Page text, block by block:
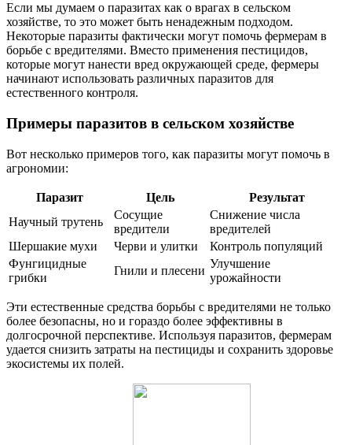
Если мы думаем о паразитах как о врагах в сельском
хозяйстве, то это может быть ненадежным подходом.
Некоторые паразиты фактически могут помочь фермерам в
борьбе с вредителями. Вместо применения пестицидов,
которые могут нанести вред окружающей среде, фермеры
начинают использовать различных паразитов для
естественного контроля.
Примеры паразитов в сельском хозяйстве
Вот несколько примеров того, как паразиты могут помочь в
агрономии:
Паразит Цель
Результат
Научный трутень
Сосущие
вредители
Снижение числа
вредителей
Шершакие мухи
Черви и улитки
Контроль популяций
Фунгицидные
грибки
Гнили и плесени
Улучшение
урожайности
Эти естественные средства борьбы с вредителями не только
более безопасны, но и гораздо более эффективны в
долгосрочной перспективе. Используя паразитов, фермерам
удается снизить затраты на пестициды и сохранить здоровье
экосистемы их полей.